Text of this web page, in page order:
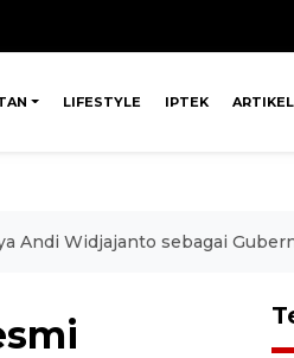
LIFESTYLE IPTEK ARTIKEL
Andi Widjajanto sebagai